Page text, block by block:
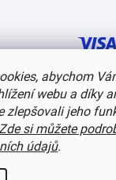
abychom
webu a díky
zlepšovali jeho
si můžete
údajů.